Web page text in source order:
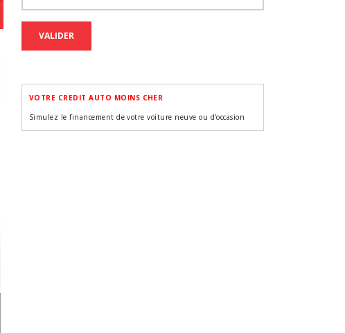
VALIDER
VOTRE CREDIT AUTO MOINS CHER
Simulez le financement de votre voiture neuve ou d'occasion